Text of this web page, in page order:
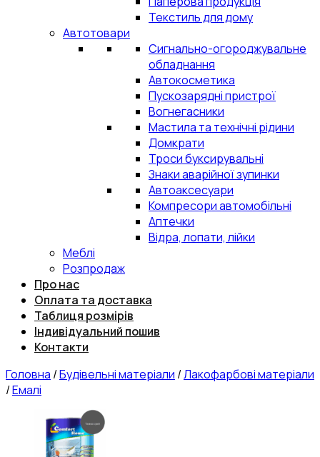
Текстиль для дому
Автотовари
Сигнально-огороджувальне
обладнання
Автокосметика
Пускозарядні пристрої
Вогнегасники
Мастила та технічні рідини
Домкрати
Троси буксирувальні
Знаки аварійної зупинки
Автоаксесуари
Компресори автомобільні
Аптечки
Відра, лопати, лійки
Меблі
Розпродаж
Про нас
Оплата та доставка
Таблиця розмірів
Індивідуальний пошив
Контакти
Головна /Будівельні матеріали /Лакофарбові матеріали
/Емалі